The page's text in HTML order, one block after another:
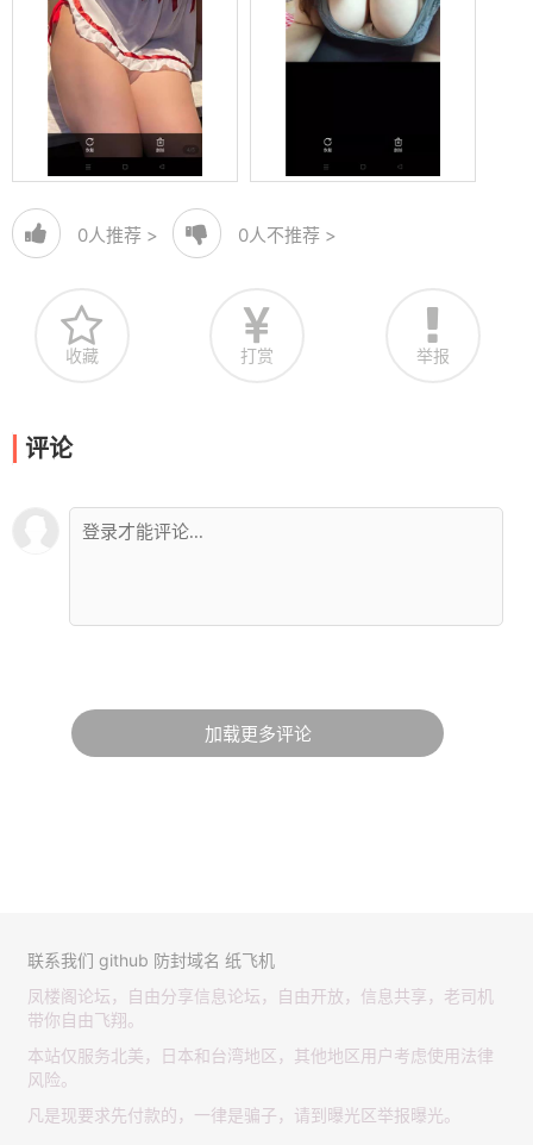
0人推荐 > 0人不推荐 >
收藏 打赏 举报
评论
加载更多评论
联系我们 github 防封域名 纸飞机
凤楼阁论坛，自由分享信息论坛，自由开放，信息共享，老司机
带你自由飞翔。
本站仅服务北美，日本和台湾地区，其他地区用户考虑使用法律
风险。
凡是现要求先付款的，一律是骗子，请到曝光区举报曝光。